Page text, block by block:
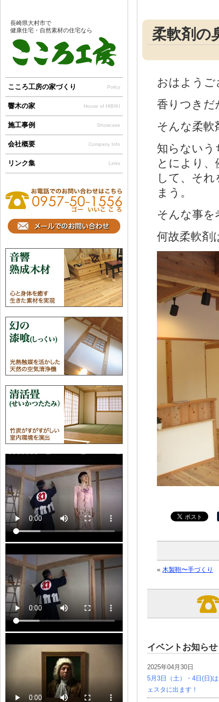
柔軟剤の
おはよう
香りつきだ
そんな柔軟
知らないう
とにより
して、そ
まう。
そんな事
何故柔軟剤
« 木製鞄〜手づくり
イベントお知らせ
2025年04月30日
5月3日（土）・4日(日)
ェスタに出ます！
長崎県大村市で
健康住宅・自然素材の住宅なら
こころ工房の家づくり Policy
響木の家 House of HIBIKI
施工事例 Showcase
会社概要 Company Info
リンク集 Links